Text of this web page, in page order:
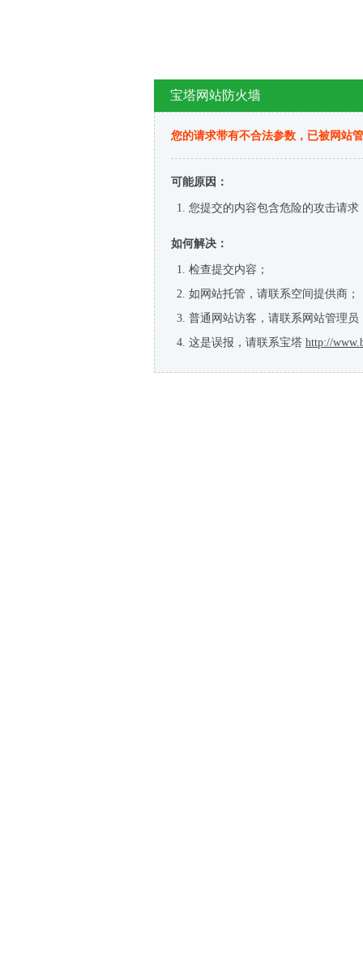
宝塔网站防火墙
您的请求带有不合法参数，已被网站
可能原因：
您提交的内容包含危险的攻击请求
如何解决：
检查提交内容；
如网站托管，请联系空间提供商；
普通网站访客，请联系网站管理员
这是误报，请联系宝塔 http://